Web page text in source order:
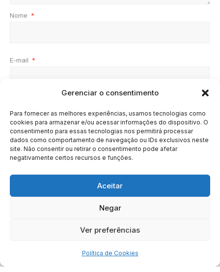
Gerenciar o consentimento
Para fornecer as melhores experiências, usamos tecnologias como
cookies para armazenar e/ou acessar informações do dispositivo. O
consentimento para essas tecnologias nos permitirá processar
dados como comportamento de navegação ou IDs exclusivos neste
site. Não consentir ou retirar o consentimento pode afetar
negativamente certos recursos e funções.
Aceitar
Negar
Ver preferências
Política de Cookies
Nome *
E-mail *
SOBRE BRASIL
Copyright © 2020 - 2023 | Arresala Noticias™